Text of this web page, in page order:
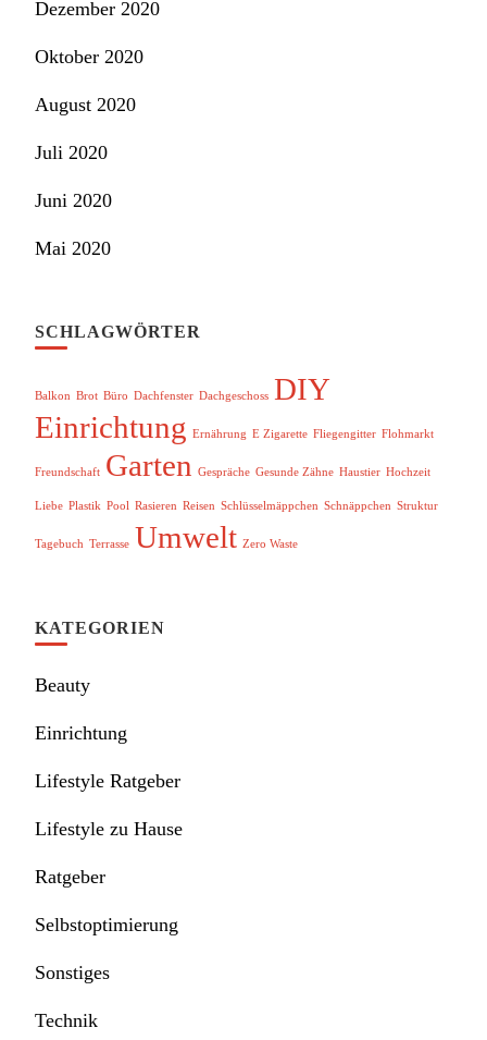
Dezember 2020
Oktober 2020
August 2020
Juli 2020
Juni 2020
Mai 2020
SCHLAGWÖRTER
Balkon Brot Büro Dachfenster Dachgeschoss DIY
Einrichtung Ernährung E Zigarette Fliegengitter Flohmarkt
Freundschaft Garten Gespräche Gesunde Zähne Haustier Hochzeit
Liebe Plastik Pool Rasieren Reisen Schlüsselmäppchen Schnäppchen Struktur
Tagebuch Terrasse Umwelt Zero Waste
KATEGORIEN
Beauty
Einrichtung
Lifestyle Ratgeber
Lifestyle zu Hause
Ratgeber
Selbstoptimierung
Sonstiges
Technik